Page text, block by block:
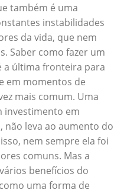
também é uma
instabilidades
da vida, que nem
Saber como fazer um
a última fronteira para
em momentos de
mais comum. Uma
investimento em
leva ao aumento do
nem sempre ela foi
comuns. Mas a
benefícios do
uma forma de